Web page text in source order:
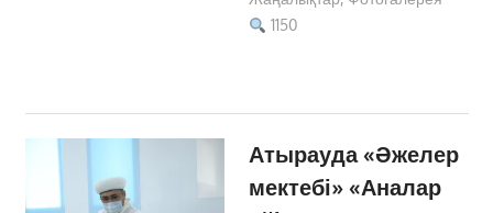
1150
Атырауда «Әжелер
мектебі» «Аналар